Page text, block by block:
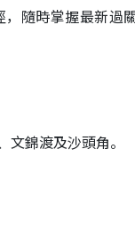
隨時掌握最新過
錦渡及沙頭角。